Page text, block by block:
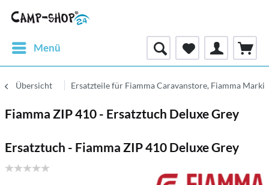
Menü
Übersicht Ersatzteile für Fiamma Caravanstore, Fiamma
Fiamma ZIP 410 - Ersatztuch Deluxe Grey
Ersatztuch - Fiamma ZIP 410 Deluxe Grey